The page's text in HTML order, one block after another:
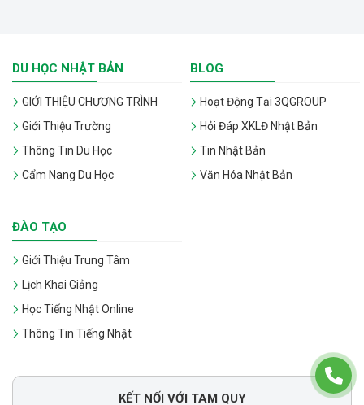
DU HỌC NHẬT BẢN
GIỚI THIỆU CHƯƠNG TRÌNH
Giới Thiệu Trường
Thông Tin Du Học
Cẩm Nang Du Học
BLOG
Hoạt Động Tại 3QGROUP
Hỏi Đáp XKLĐ Nhật Bản
Tin Nhật Bản
Văn Hóa Nhật Bản
ĐÀO TẠO
Giới Thiệu Trung Tâm
Lịch Khai Giảng
Học Tiếng Nhật Online
Thông Tin Tiếng Nhật
KẾT NỐI VỚI TAM QUY